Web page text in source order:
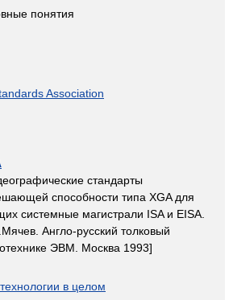
понятия
Association
стандарты
способности типа XGA для
системные магистрали ISA и EISA.
Англо-русский толковый
ЭВМ. Москва 1993]
в целом